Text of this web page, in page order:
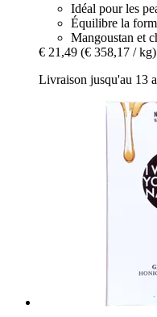
Idéal pour les
Équilibre la
Mangoustan et
€ 21,49 (€ 358,17 / kg)
Livraison jusqu'au 13